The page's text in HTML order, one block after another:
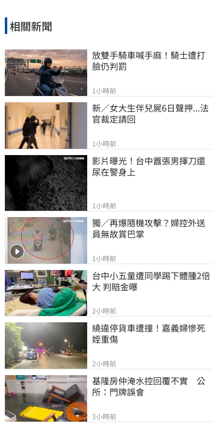
相關新聞
放雙手騎車喊手麻！騎士遭打
臉仍判罰
1小時前
新／女大生伴兒屍6日聲押...法
官裁定請回
1小時前
影片曝光！台中囂張男揮刀還
尿在警身上
1小時前
獨／再爆隨機攻擊？婦控外送
員無故賞巴掌
1小時前
台中小五童遭同學踢下體腫2倍
大 判賠金曝
2小時前
繞違停貨車遭撞！嘉義婦慘死
姪重傷
2小時前
基隆房仲淹水控回覆不實　公
所：門牌誤會
3小時前